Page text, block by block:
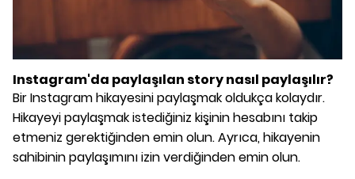
Instagram'da paylaşılan story nasıl paylaşılır?
Bir Instagram hikayesini paylaşmak oldukça kolaydır.
Hikayeyi paylaşmak istediğiniz kişinin hesabını takip
etmeniz gerektiğinden emin olun. Ayrıca, hikayenin
sahibinin paylaşımını izin verdiğinden emin olun.